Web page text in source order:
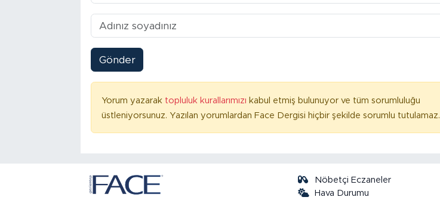
Gönder
Yorum yazarak topluluk kurallarımızı kabul etmiş bulunuyor ve tüm sorumluluğu
üstleniyorsunuz. Yazılan yorumlardan Face Dergisi hiçbir şekilde sorumlu tutulamaz.
Nöbetçi Eczaneler
Hava Durumu